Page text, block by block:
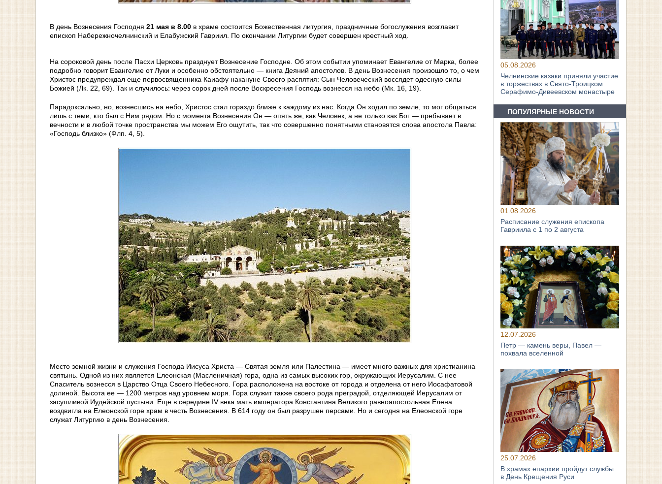
В день Вознесения Господня 21 мая в 8.00 в храме состоится Божественная литургия, праздничные богослужения возглавит
епископ Набережночелнинский и Елабужский Гавриил. По окончании Литургии будет совершен крестный ход.
На сороковой день после Пасхи Церковь празднует Вознесение Господне. Об этом событии упоминает Евангелие от Марка, более
подробно говорит Евангелие от Луки и особенно обстоятельно — книга Деяний апостолов. В день Вознесения произошло то, о чем
Христос предупреждал еще первосвященника Каиафу накануне Своего распятия: Сын Человеческий воссядет одесную силы
Божией (Лк. 22, 69). Так и случилось: через сорок дней после Воскресения Господь вознесся на небо (Мк. 16, 19).
Парадоксально, но, вознесшись на небо, Христос стал гораздо ближе к каждому из нас. Когда Он ходил по земле, то мог общаться
лишь с теми, кто был с Ним рядом. Но с момента Вознесения Он — опять же, как Человек, а не только как Бог — пребывает в
вечности и в любой точке пространства мы можем Его ощутить, так что совершенно понятными становятся слова апостола Павла:
«Господь близко» (Флп. 4, 5).
Место земной жизни и служения Господа Иисуса Христа — Святая земля или Палестина — имеет много важных для христианина
святынь. Одной из них является Елеонская (Масленичная) гора, одна из самых высоких гор, окружающих Иерусалим. С нее
Спаситель вознесся в Царство Отца Своего Небесного. Гора расположена на востоке от города и отделена от него Иосафатовой
долиной. Высота ее — 1200 метров над уровнем моря. Гора служит также своего рода преградой, отделяющей Иерусалим от
засушливой Иудейской пустыни. Еще в середине IV века мать императора Константина Великого равноапостольная Елена
воздвигла на Елеонской горе храм в честь Вознесения. В 614 году он был разрушен персами. Но и сегодня на Елеонской горе
служат Литургию в день Вознесения.
05.08.2026
Челнинские казаки приняли участие
в торжествах в Свято‑Троицком
Серафимо‑Дивеевском монастыре
ПОПУЛЯРНЫЕ НОВОСТИ
01.08.2026
Расписание служения епископа
Гавриила с 1 по 2 августа
12.07.2026
Петр — камень веры, Павел —
похвала вселенной
25.07.2026
В храмах епархии пройдут службы
в День Крещения Руси